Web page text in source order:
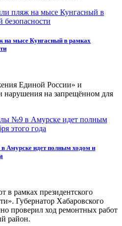
на мысе Кунгасный в рамках
Единой России» и
нарушения на запрещённом для
Амурске идет полным ходом и
в рамках президентского
Губернатор Хабаровского
проверил ход ремонтных работ
район.